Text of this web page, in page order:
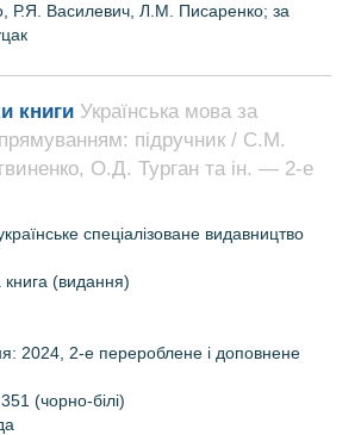
Р.Я. Василевич, Л.М. Писаренко; за
книги Українська мова за
підручник / С.М.
О.Д. Турган та ін. — 2-е
спеціалізоване видавництво
(видання)
2024, 2-е перероблене і доповнене
351 (чорно-білі)